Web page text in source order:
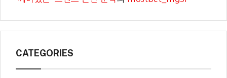
CATEGORIES